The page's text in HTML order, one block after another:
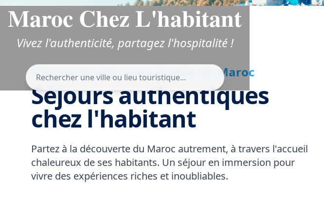
Maroc Chez L'habitant
Vivez l'authenticité, partagez l'hospitalité !
Découvrez une autre facette du Maroc
Séjours authentiques
chez l'habitant
Partez à la découverte du Maroc autrement, à travers l'accueil
chaleureux de ses habitants. Un séjour en immersion pour
vivre des expériences riches et inoubliables.